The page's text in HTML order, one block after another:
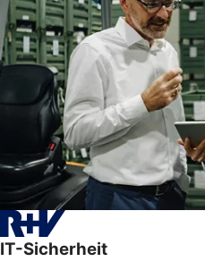
IT-Sicherheit